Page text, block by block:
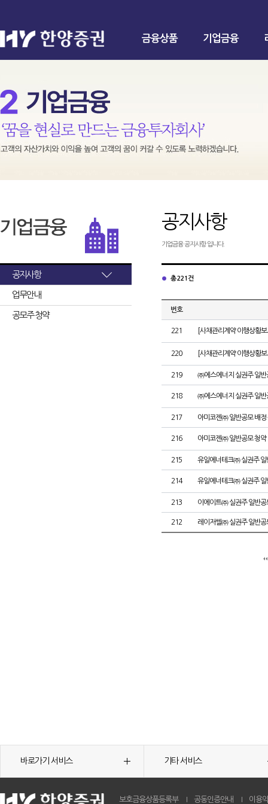
금융상품 기업금융
공지사항
업무안내
공모주 청약
공지사항
기업금융 공지사항 입니다.
총 221건
번호
221 [사채관리계약 이행상황
220 [사채관리계약 이행상황
219 ㈜에스에너지 실권주 일반
218 ㈜에스에너지 실권주 일반
217 아미코젠㈜ 일반공모 배정
216 아미코젠㈜ 일반공모 청약
215 유일에너테크㈜ 실권주 일
214 유일에너테크㈜ 실권주 일
213 이에이트㈜ 실권주 일반공
212 레이저쎌㈜ 실권주 일반공
바로가기 서비스 기타 서비스
보호금융상품등록부 공동인증안내 이용